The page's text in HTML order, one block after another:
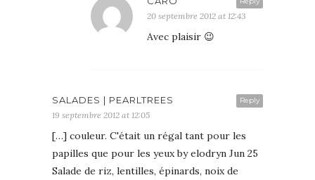
20 septembre 2012 at 12:43
Avec plaisir 😉
Reply
SALADES | PEARLTREES
19 septembre 2012 at 12:05
[…] couleur. C'était un régal tant pour les
papilles que pour les yeux by elodryn Jun 25
Salade de riz, lentilles, épinards, noix de